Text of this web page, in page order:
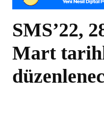
SMS’22,
Mart